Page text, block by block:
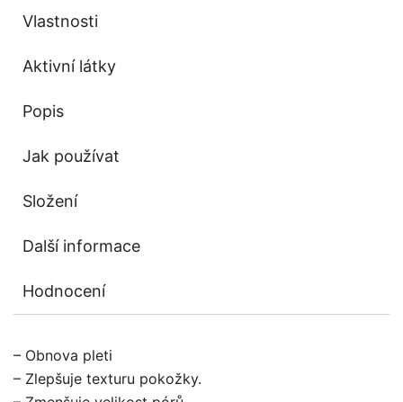
Vlastnosti
Aktivní látky
Popis
Jak používat
Složení
Další informace
Hodnocení
– Obnova pleti
– Zlepšuje texturu pokožky.